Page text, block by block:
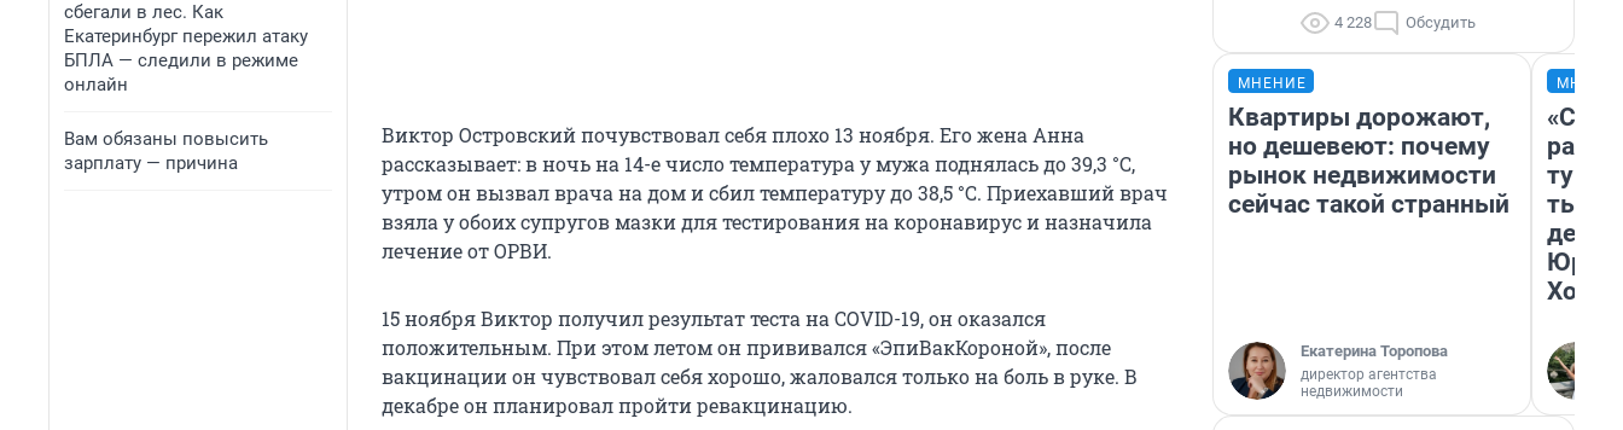
сбегали в лес. Как
Екатеринбург пережил атаку
БПЛА — следили в режиме
онлайн
Вам обязаны повысить
зарплату — причина
Виктор Островский почувствовал себя плохо 13 ноября. Его жена Анна
рассказывает: в ночь на 14-е число температура у мужа поднялась до 39,3 °С,
утром он вызвал врача на дом и сбил температуру до 38,5 °С. Приехавший врач
взяла у обоих супругов мазки для тестирования на коронавирус и назначила
лечение от ОРВИ.
15 ноября Виктор получил результат теста на COVID-19, он оказался
положительным. При этом летом он прививался «ЭпиВакКороной», после
вакцинации он чувствовал себя хорошо, жаловался только на боль в руке. В
декабре он планировал пройти ревакцинацию.
4 228 Обсудить
МНЕНИЕ
Квартиры дорожают,
но дешевеют: почему
рынок недвижимости
сейчас такой странный
Екатерина Торопова
директор агентства
недвижимости
день